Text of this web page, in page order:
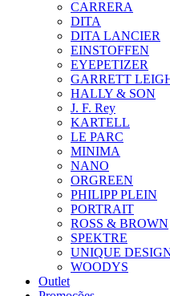
CARRERA
DITA
DITA LANCIER
EINSTOFFEN
EYEPETIZER
GARRETT
HALLY & SON
J. F. Rey
KARTELL
LE PARC
MINIMA
NANO
ORGREEN
PHILIPP PLEIN
PORTRAIT
ROSS & BROWN
SPEKTRE
UNIQUE
WOODYS
Outlet